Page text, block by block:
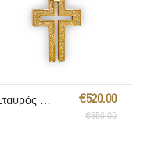
€520.00
€650.00